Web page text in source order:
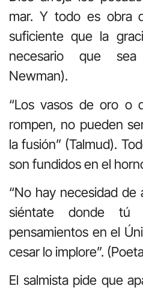
mar. Y todo es obra
suficiente que la
necesario que sea
Newman).
“Los vasos de oro o
rompen, no pueden
la fusión” (Talmud).
son fundidos en el
“No hay necesidad de
siéntate donde tú
pensamientos en el
cesar lo implore”.
El salmista pide que